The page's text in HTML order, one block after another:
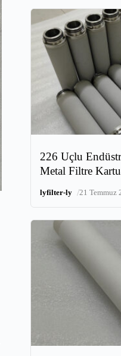
226 Uçlu
Metal Filtre
lyfilter-ly /21 Temmuz